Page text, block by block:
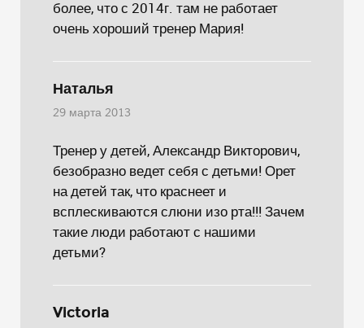
более, что с 2014г. там не работает
очень хороший тренер Мария!
Наталья
29 марта 2013
Тренер у детей, Александр Викторович,
безобразно ведет себя с детьми! Орет
на детей так, что краснеет и
всплескиваются слюни изо рта!!! Зачем
такие люди работают с нашими
детьми?
Victoria